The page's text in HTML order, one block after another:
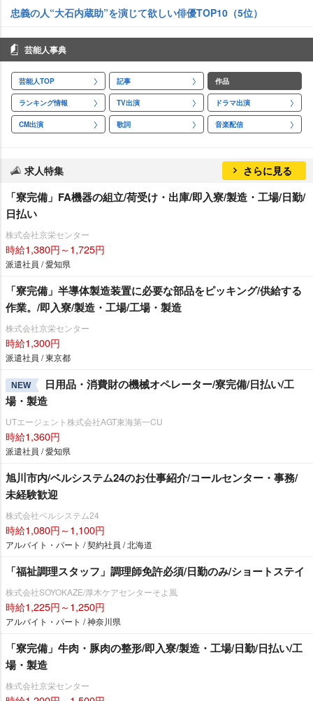
忠義の人“大石内蔵助”を演じて欲しい俳優TOP10（5位）
芸能人事典
芸能人TOP 記事 作品
ランキング情報 TV出演 ドラマ出演
CM出演 歌詞 音楽配信
求人特集 さらに見る
「寮完備」FA機器の組立/荷受け・出庫/即入寮/製造・工場/日勤/
日払い
株式会社京栄センター
時給1,380円～1,725円
派遣社員 / 愛知県
「寮完備」半導体製造装置に必要な部品をピッキング/供給する
作業。/即入寮/製造・工場/工場・製造
株式会社京栄センター
時給1,300円
派遣社員 / 東京都
NEW
日用品・消費財の機械オペレーター/寮完備/日払い/工
場・製造
UTエージェント株式会社AGT東海第一CU
時給1,360円
派遣社員 / 愛知県
旭川市内/ベルシステム24のお仕事紹介/コールセンター・事務/
未経験歓迎
株式会社ベルシステム24
時給1,080円～1,100円
アルバイト・パート / 契約社員 / 北海道
「福祉調理スタッフ」調理師免許必須/日勤のみ/ショートステイ
株式会社SOYOKAZE/厚木ケアセンターそよ風
時給1,225円～1,250円
アルバイト・パート / 神奈川県
「寮完備」牛肉・豚肉の整形/即入寮/製造・工場/日勤/日払い/工
場・製造
株式会社京栄センター